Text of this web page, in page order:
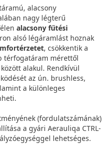
alacsony
nagy légterű
alacsony fűtési
alsó légáramlást hoznak
, csökkentik a
térfogatáram mérettől
alakul. Rendkívül
az ún. brushless,
a különleges
(fordulatszámának)
a gyári Aerauliqa CTRL-
lehetséges.